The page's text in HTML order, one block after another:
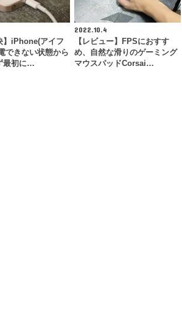
】iPhone(アイフ
できない状態から
最初に…
2022.10.4
【レビュー】FPSにおすす
め、自然な滑りのゲーミング
マウスパッドCorsai…